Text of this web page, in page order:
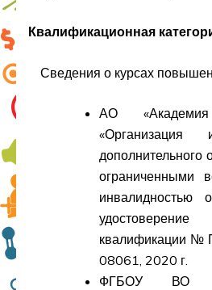
Квалификационная
Сведения о курсах
АО «Академия
«Организация
дополнительного
ограниченными
квалификации
08061, 2020 г.
ФГБОУ ВО